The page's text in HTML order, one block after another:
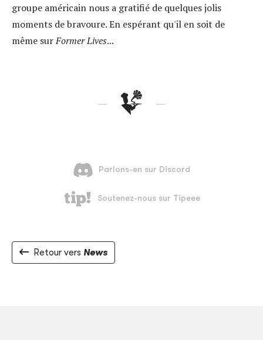
groupe américain nous a gratifié de quelques jolis
moments de bravoure. En espérant qu'il en soit de
même surFormer Lives...
Retour vers News